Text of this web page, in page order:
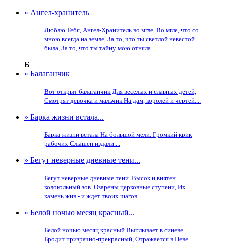
» Ангел-хранитель
Люблю Тебя, Ангел-Хранитель во мгле. Во мгле, что со
мною всегда на земле. За то, что ты светлой невестой
была, За то, что ты тайну мою отняла....
Б
» Балаганчик
Вот открыт балаганчик Для веселых и славных детей,
Смотрят девочка и мальчик На дам, королей и чертей....
» Барка жизни встала...
Барка жизни встала На большой мели. Громкий крик
рабочих Слышен издали....
» Бегут неверные дневные тени...
Бегут неверные дневные тени. Высок и внятен
колокольный зов. Озарены церковные ступени, Их
камень жив - и ждет твоих шагов....
» Белой ночью месяц красный...
Белой ночью месяц красный Выплывает в синеве.
Бродит призрачно-прекрасный, Отражается в Неве....